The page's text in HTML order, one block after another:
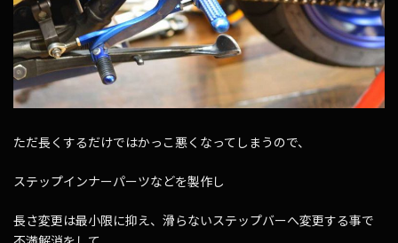
ただ長くするだけではかっこ悪くなってしまうので、
ステップインナーパーツなどを製作し
長さ変更は最小限に抑え、滑らないステップバーへ変更する事で